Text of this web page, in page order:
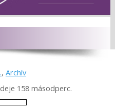
, Archív
158 másodperc.